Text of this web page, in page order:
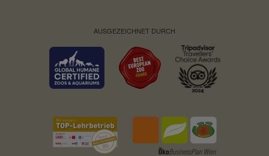
AUSGEZEICHNET DURCH